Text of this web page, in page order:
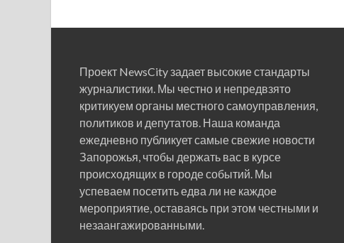
Проект NewsCity задает высокие стандарты
журналистики. Мы честно и непредвзято
критикуем органы местного самоуправления,
политиков и депутатов. Наша команда
ежедневно публикует самые свежие новости
Запорожья, чтобы держать вас в курсе
происходящих в городе событий. Мы
успеваем посетить едва ли не каждое
мероприятие, оставаясь при этом честными и
незаангажированными.